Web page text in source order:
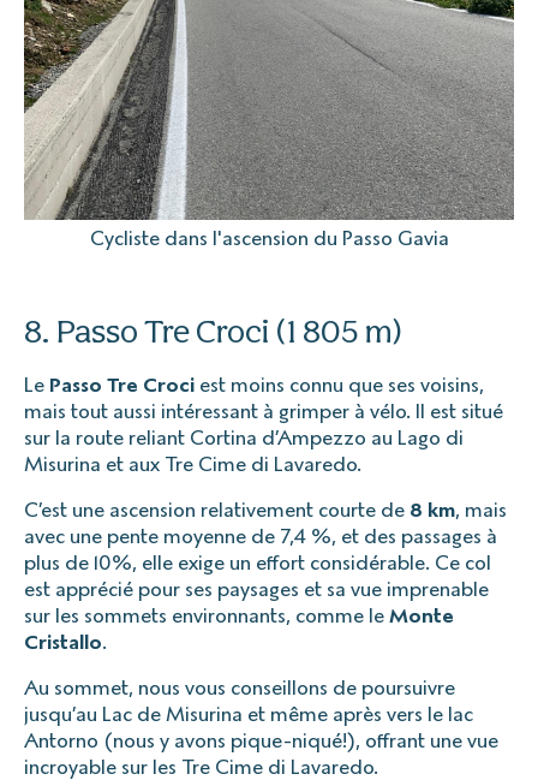
Cycliste dans l'ascension du Passo Gavia
8. Passo Tre Croci (1 805 m)
Le Passo Tre Croci est moins connu que ses voisins,
mais tout aussi intéressant à grimper à vélo. Il est situé
sur la route reliant Cortina d’Ampezzo au Lago di
Misurina et aux Tre Cime di Lavaredo.
C’est une ascension relativement courte de 8 km, mais
avec une pente moyenne de 7,4 %, et des passages à
plus de 10%, elle exige un effort considérable. Ce col
est apprécié pour ses paysages et sa vue imprenable
sur les sommets environnants, comme le Monte
Cristallo.
Au sommet, nous vous conseillons de poursuivre
jusqu’au Lac de Misurina et même après vers le lac
Antorno (nous y avons pique-niqué!), offrant une vue
incroyable sur les Tre Cime di Lavaredo.